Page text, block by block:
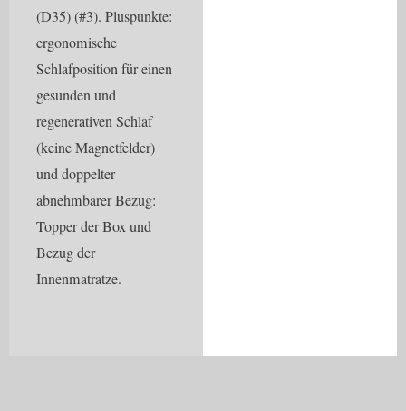
(D35) (#3). Pluspunkte:
ergonomische
Schlafposition für einen
gesunden und
regenerativen Schlaf
(keine Magnetfelder)
und doppelter
abnehmbarer Bezug:
Topper der Box und
Bezug der
Innenmatratze.